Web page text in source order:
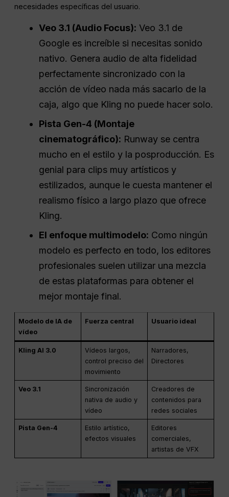
necesidades específicas del usuario.
Veo 3.1 (Audio Focus): Veo 3.1 de
Google es increíble si necesitas sonido
nativo. Genera audio de alta fidelidad
perfectamente sincronizado con la
acción de vídeo nada más sacarlo de la
caja, algo que Kling no puede hacer solo.
Pista Gen-4 (Montaje
cinematográfico): Runway se centra
mucho en el estilo y la posproducción. Es
genial para clips muy artísticos y
estilizados, aunque le cuesta mantener el
realismo físico a largo plazo que ofrece
Kling.
El enfoque multimodelo: Como ningún
modelo es perfecto en todo, los editores
profesionales suelen utilizar una mezcla
de estas plataformas para obtener el
mejor montaje final.
Modelo de IA de
vídeo
Fuerza central Usuario ideal
Kling AI 3.0
Vídeos largos,
control preciso del
movimiento
Narradores,
Directores
Veo 3.1
Sincronización
nativa de audio y
vídeo
Creadores de
contenidos para
redes sociales
Pista Gen-4
Estilo artístico,
efectos visuales
Editores
comerciales,
artistas de VFX